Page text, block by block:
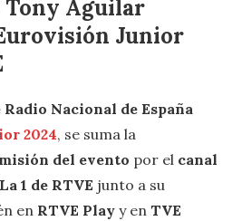
Tony Aguilar
Junior
Nacional de España
2024, se suma la
del evento por el canal
La 1 de RTVE junto a su
en RTVE Play y en TVE